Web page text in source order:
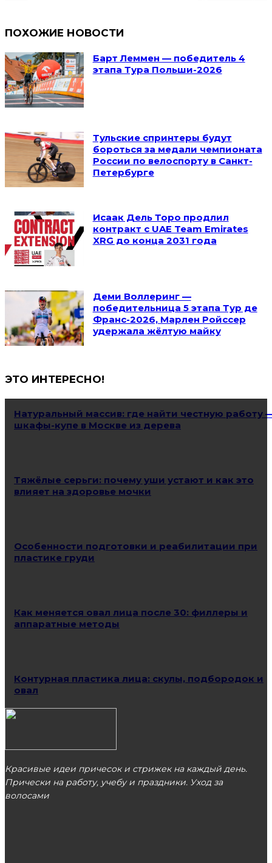
ПОХОЖИЕ НОВОСТИ
Барт Леммен — победитель 4
этапа Тура Польши-2026
Тульские спринтеры будут
бороться за медали чемпионата
России по велоспорту в Санкт-
Петербурге
Исаак Дель Торо продлил
контракт с UAE Team Emirates
XRG до конца 2031 года
Деми Воллеринг —
победительница 5 этапа Тур де
Франс-2026, Марлен Ройссер
удержала жёлтую майку
ЭТО ИНТЕРЕСНО!
Натуральный массив: где найти честную работу
шкафы-купе в Москве из дерева
Тяжёлые серьги: почему уши устают и как это
влияет на здоровье мочки
Особенности подготовки и реабилитации при
пластике груди
Как меняется овал лица после 30: филлеры и
аппаратные методы
Контурная пластика лица: скулы, подбородок и
овал
Красивые идеи причесок и стрижек на каждый день.
Прически на работу, учебу и праздники. Уход за
волосами